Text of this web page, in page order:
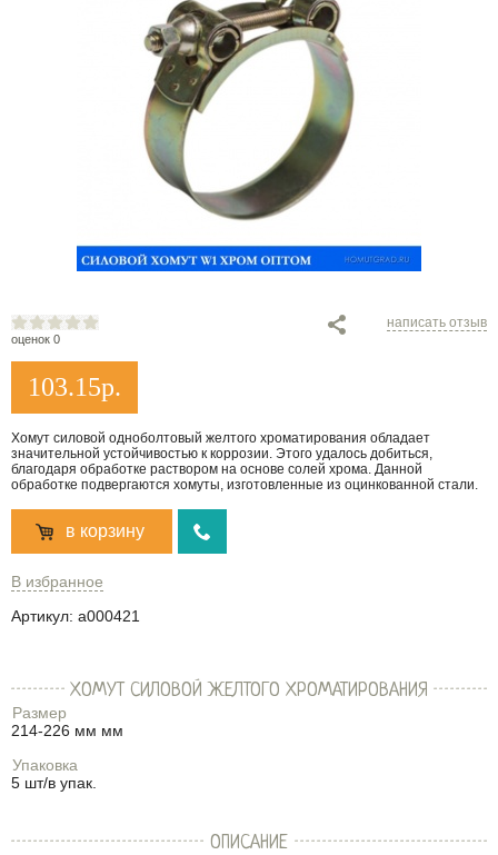
оценок 0
написать отзыв
103.15р.
Хомут силовой одноболтовый желтого хроматирования обладает
значительной устойчивостью к коррозии. Этого удалось добиться,
благодаря обработке раствором на основе солей хрома. Данной
обработке подвергаются хомуты, изготовленные из оцинкованной стали.
в корзину
В избранное
Артикул: a000421
ХОМУТ СИЛОВОЙ ЖЕЛТОГО ХРОМАТИРОВАНИЯ
Размер
214-226 мм мм
Упаковка
5 шт/в упак.
ОПИСАНИЕ